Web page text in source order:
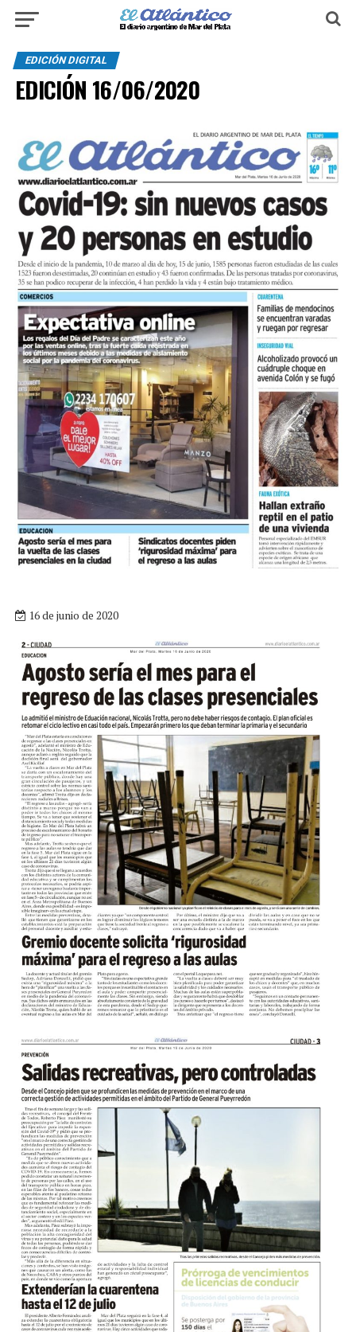
EDICIÓN DIGITAL
EDICIÓN 16/06/2020
16 de junio de 2020